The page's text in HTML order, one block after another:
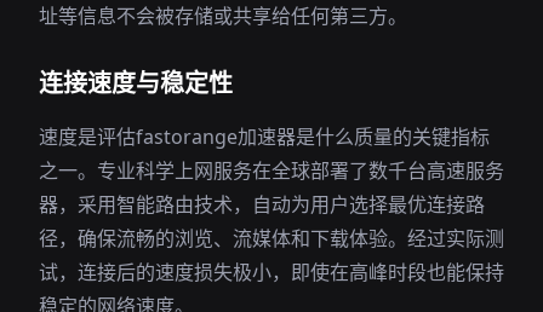
址等信息不会被存储或共享给任何第三方。
连接速度与稳定性
速度是评估fastorange加速器是什么质量的关键指标
之一。专业科学上网服务在全球部署了数千台高速服务
器，采用智能路由技术，自动为用户选择最优连接路
径，确保流畅的浏览、流媒体和下载体验。经过实际测
试，连接后的速度损失极小，即使在高峰时段也能保持
稳定的网络速度。